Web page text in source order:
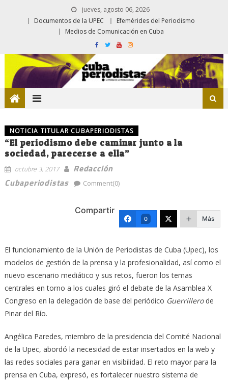
jueves, agosto 06, 2026
Documentos de la UPEC
Efemérides del Periodismo
Medios de Comunicación en Cuba
NOTICIA TITULAR CUBAPERIODISTAS
“El periodismo debe caminar junto a la
sociedad, parecerse a ella”
octubre 3, 2017
Redacción
Cubaperiodistas
Comment(0)
Compartir
0 Más
El funcionamiento de la Unión de Periodistas de Cuba (Upec), los
modelos de gestión de la prensa y la profesionalidad, así como el
nuevo escenario mediático y sus retos, fueron los temas
centrales en torno a los cuales giró el debate de la Asamblea X
Congreso en la delegación de base del periódico Guerrillerode
Pinar del Río.
Angélica Paredes, miembro de la presidencia del Comité Nacional
de la Upec, abordó la necesidad de estar insertados en la web y
las redes sociales para ganar en visibilidad. El reto mayor para la
prensa en Cuba, expresó, es fortalecer nuestro sistema de